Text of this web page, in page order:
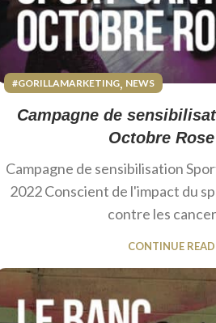
#GORILLAMARKETING, NEWS
Campagne de
Octobre
Campagne de sensibilisation
2022 Conscient de l'impact du
contre les
CONTINUE